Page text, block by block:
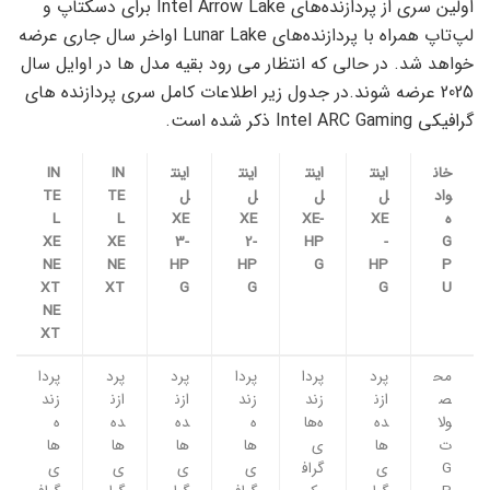
اولین سری از پردازنده‌های Intel Arrow Lake برای دسکتاپ و
لپ‌تاپ همراه با پردازنده‌های Lunar Lake اواخر سال جاری عرضه
خواهد شد. در حالی که انتظار می رود بقیه مدل ها در اوایل سال
2025 عرضه شوند.در جدول زیر اطلاعات کامل سری پردازنده های
گرافیکی Intel ARC Gaming ذکر شده است.
خان
واد
ه
G
P
U
اینت
ل
XE
-
HP
G
اینت
ل
XE-
HP
G
اینت
ل
XE
2-
HP
G
اینت
ل
XE
3-
HP
G
IN
TE
L
XE
NE
XT
IN
TE
L
XE
NE
XT
NE
XT
مح
ص
ولا
ت
G
پرد
ازن
ده‌
ها
ی
پردا
زند
ه‌ها
ی
گراف
پردا
زند
ه
ها
ی
پرد
ازن
ده‌
ها
ی
پرد
ازن
ده
ها
ی
پردا
زند
ه
ها
ی